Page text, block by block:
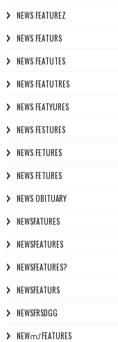
NEWS FEATUREZ
NEWS FEATURS
NEWS FEATUTES
NEWS FEATUTRES
NEWS FEATYURES
NEWS FESTURES
NEWS FETURES
NEWS FETURES
NEWS OBITUARY
NEWSFATURES
NEWSFEATURES
NEWSFEATURES?
NEWSFEATURS
NEWSFRSDGG
NEWസ് FEATURES